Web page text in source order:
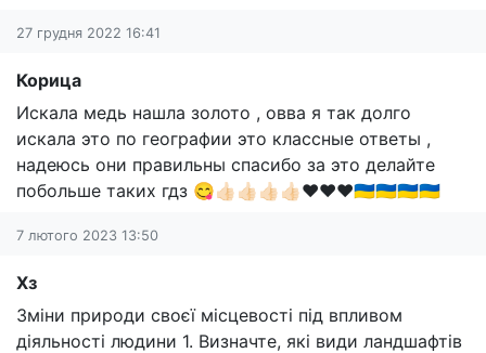
27 грудня 2022 16:41
Корица
Искала медь нашла золото , овва я так долго
искала это по географии это классные ответы ,
надеюсь они правильны спасибо за это делайте
побольше таких гдз 😋👍🏻👍🏻👍🏻👍🏻❤️❤️❤️🇺🇦🇺🇦🇺🇦🇺🇦
7 лютого 2023 13:50
Хз
Зміни природи своєї місцевості під впливом
діяльності людини 1. Визначте, які види ландшафтів